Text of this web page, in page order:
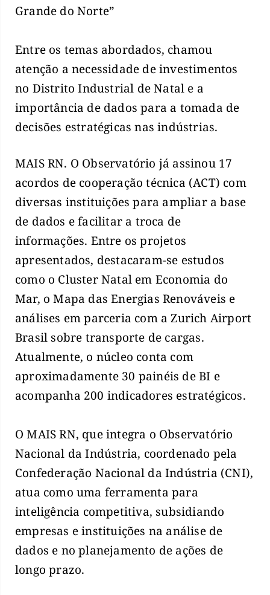
Grande do Norte”
Entre os temas abordados, chamou
atenção a necessidade de investimentos
no Distrito Industrial de Natal e a
importância de dados para a tomada de
decisões estratégicas nas indústrias.
MAIS RN. O Observatório já assinou 17
acordos de cooperação técnica (ACT) com
diversas instituições para ampliar a base
de dados e facilitar a troca de
informações. Entre os projetos
apresentados, destacaram-se estudos
como o Cluster Natal em Economia do
Mar, o Mapa das Energias Renováveis e
análises em parceria com a Zurich Airport
Brasil sobre transporte de cargas.
Atualmente, o núcleo conta com
aproximadamente 30 painéis de BI e
acompanha 200 indicadores estratégicos.
O MAIS RN, que integra o Observatório
Nacional da Indústria, coordenado pela
Confederação Nacional da Indústria (CNI),
atua como uma ferramenta para
inteligência competitiva, subsidiando
empresas e instituições na análise de
dados e no planejamento de ações de
longo prazo.